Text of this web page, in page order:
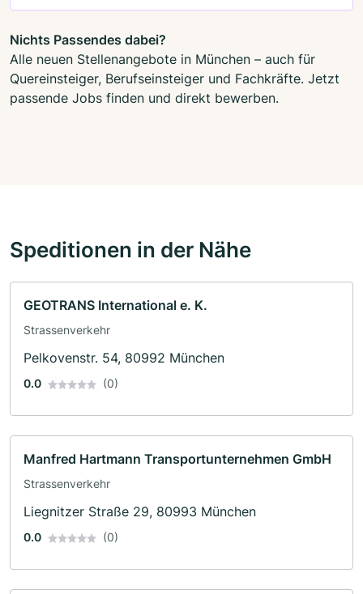
Nichts Passendes dabei?
Alle neuen Stellenangebote in München – auch für
Quereinsteiger, Berufseinsteiger und Fachkräfte. Jetzt
passende Jobs finden und direkt bewerben.
Speditionen in der Nähe
GEOTRANS International e. K.
Strassenverkehr
Pelkovenstr. 54, 80992 München
0.0 (0)
Manfred Hartmann Transportunternehmen GmbH
Strassenverkehr
Liegnitzer Straße 29, 80993 München
0.0 (0)